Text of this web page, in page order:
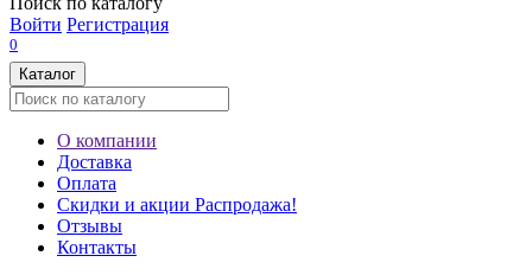
Войти Регистрация
0
Каталог
О компании
Доставка
Оплата
Скидки и акции Распродажа!
Отзывы
Контакты